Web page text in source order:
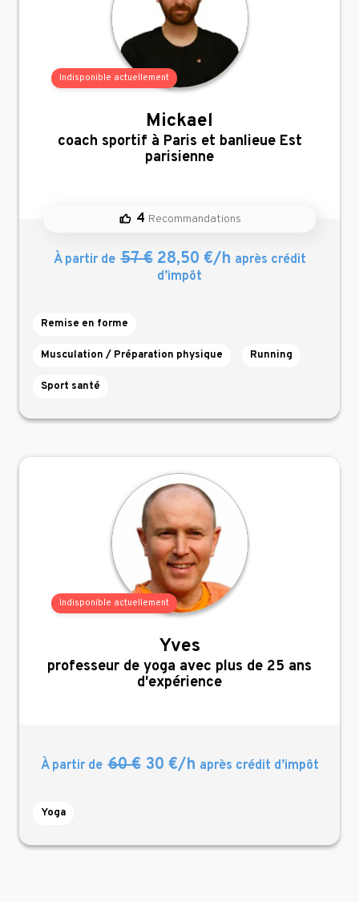
Indisponible actuellement
Mickael
,
coach sportif à Paris et banlieue Est
parisienne
4 Recommandations
À partir de 57 €28,50 €/h après crédit
d’impôt
Remise en forme
Musculation / Préparation physique Running
Sport santé
Indisponible actuellement
Yves
,
professeur de yoga avec plus de 25 ans
d'expérience
À partir de 60 €30 €/h après crédit d’impôt
Yoga